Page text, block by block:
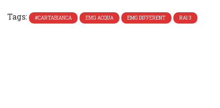
Tags: #CARTABIANCA EMG ACQUA EMG DIFFERENT RAI 3